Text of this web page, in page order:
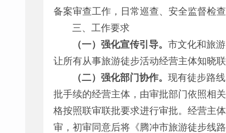
备案审查工作，日常巡查、安全监督检
三、工作要求
（一）强化宣传引导。市文化和旅
让所有从事旅游徒步活动经营主体知晓
（二）强化部门协作。现有徒步路
批手续的经营主体，由审批部门依照相
格按照联审联批要求进行审批。经营主
审，初审同意后将《腾冲市旅游徒步线